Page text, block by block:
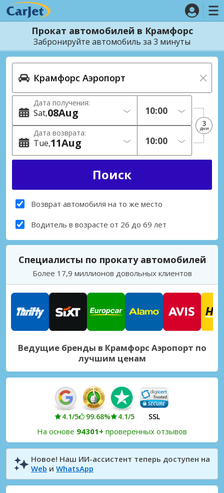
Прокат автомобилей в Крамфорс
Забронируйте автомобиль за 3 минуты
Дата получения:
Sat 08Aug
Дата возврата:
Tue 11Aug
3
дни
Возврат автомобиля на то же место
Водитель в возрасте от 26 до 69 лет
Специалисты по прокату автомобилей
Более 17,9 миллионов довольных клиентов
Ведущие бренды в Крамфорс Аэропорт по
лучшим ценам
4.1/5 99.68% 4.1/5 SSL
На основе 94301+ проверенных отзывов
Новое! Наш ИИ-ассистент теперь доступен на
Web и WhatsApp